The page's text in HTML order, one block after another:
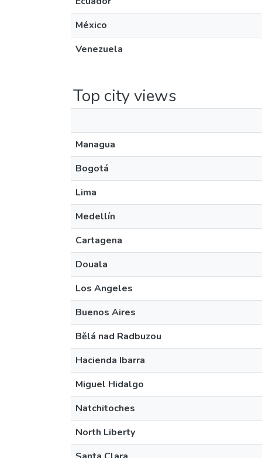
México
Venezuela
Top city views
Managua
Bogotá
Lima
Medellín
Cartagena
Douala
Los Angeles
Buenos Aires
Bělá nad Radbuzou
Hacienda Ibarra
Miguel Hidalgo
Natchitoches
North Liberty